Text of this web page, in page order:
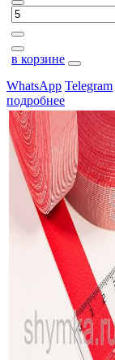
в корзине
WhatsApp Telegram
подробнее